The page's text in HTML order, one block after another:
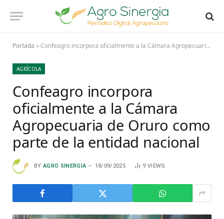
Portada »Confeagro incorpora oficialmente a la Cámara Agropecuaria de Oruro como parte de la entidad nacional
AGRÍCOLA
Confeagro incorpora
oficialmente a la Cámara
Agropecuaria de Oruro como
parte de la entidad nacional
BY AGRO SINERGIA 18/09/2025 9 VIEWS